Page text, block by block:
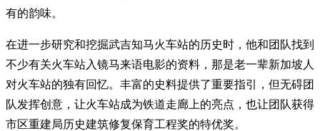
有的韵味。
在进一步研究和挖掘武吉知马火车站的历史时，他和团队找到
不少有关火车站入镜马来语电影的资料，那是老一辈新加坡人
对火车站的独有回忆。丰富的史料提供了重要指引，但无碍团
队发挥创意，让火车站成为铁道走廊上的亮点，也让团队获得
市区重建局历史建筑修复保育工程奖的特优奖。